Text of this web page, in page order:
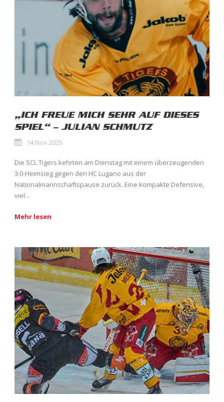
„ICH FREUE MICH SEHR AUF DIESES
SPIEL“ – JULIAN SCHMUTZ
14 Nov 2025
Die SCL Tigers kehrten am Dienstag mit einem überzeugenden
3:0-Heimsieg gegen den HC Lugano aus der
Nationalmannschaftspause zurück. Eine kompakte Defensive,
viel...
Mehr lesen